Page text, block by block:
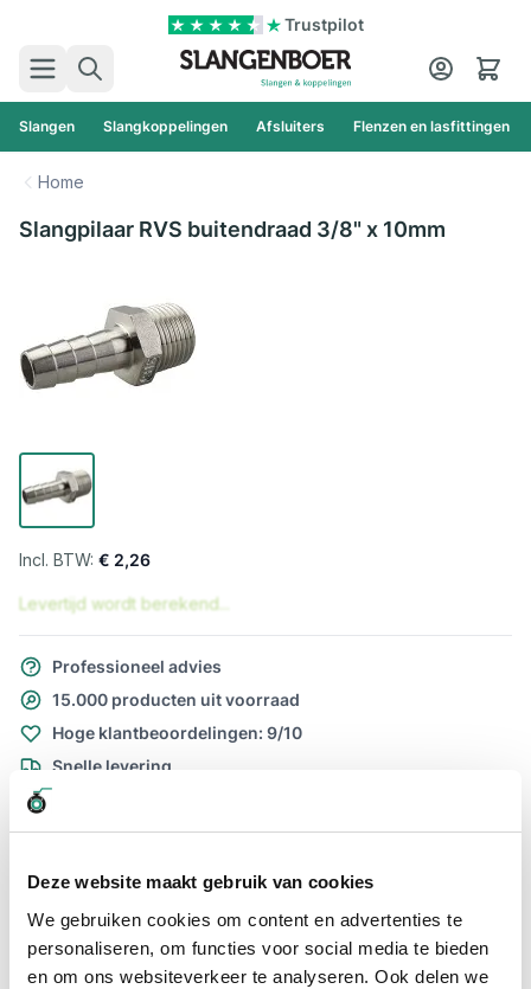
Deze website maakt gebruik van cookies
We gebruiken cookies om content en advertenties te
personaliseren, om functies voor social media te bieden
en om ons websiteverkeer te analyseren. Ook delen we
Trustpilot
Zoek
Cart
Slangen Slangkoppelingen Afsluiters Flenzen en lasfittingen
Home
Slangpilaar RVS buitendraad 3/8" x 10mm
€ 2,26
Levertijd wordt berekend...
Professioneel advies
15.000 producten uit voorraad
Hoge klantbeoordelingen: 9/10
Snelle levering
Snel naar
Meer informatie
Maatvoering koppeling 3/8" x 10mm